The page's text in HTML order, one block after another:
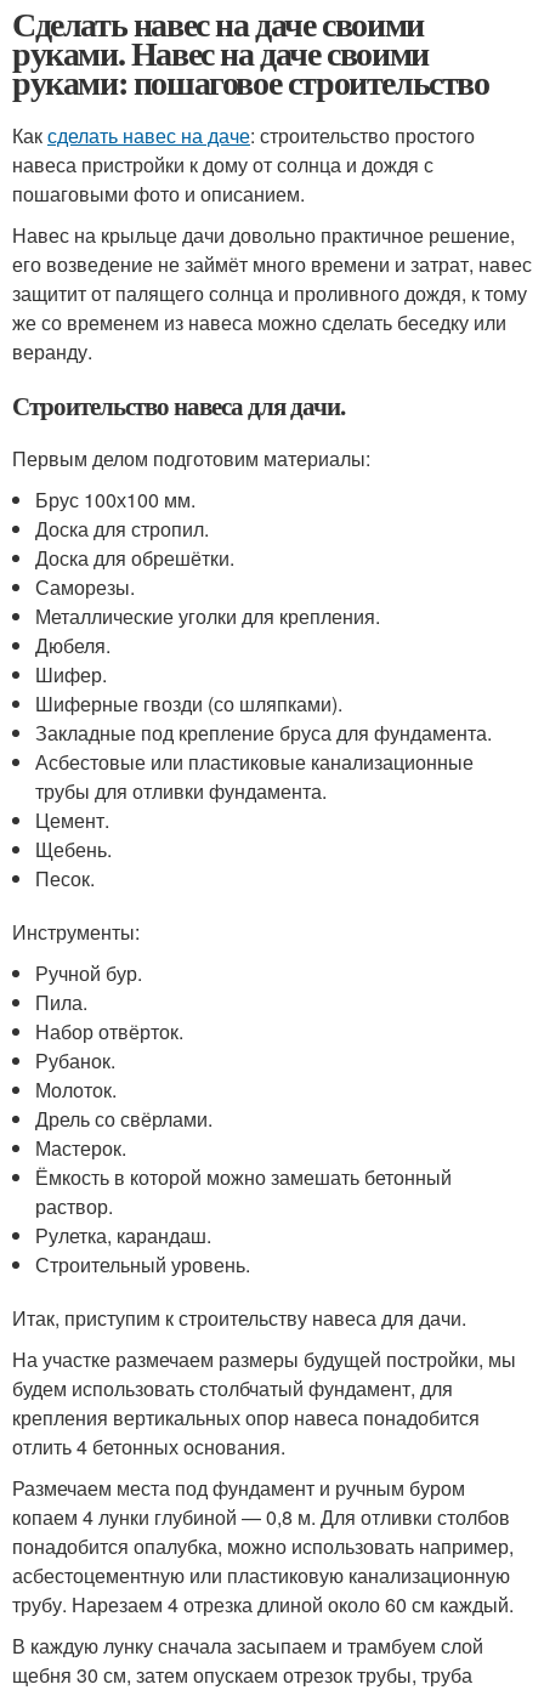
Сделать навес на даче своими
руками. Навес на даче своими
руками: пошаговое строительство
Каксделать навес на даче: строительство простого
навеса пристройки к дому от солнца и дождя с
пошаговыми фото и описанием.
Навес на крыльце дачи довольно практичное решение,
его возведение не займёт много времени и затрат, навес
защитит от палящего солнца и проливного дождя, к тому
же со временем из навеса можно сделать беседку или
веранду.
Строительство навеса для дачи.
Первым делом подготовим материалы:
Брус 100х100 мм.
Доска для стропил.
Доска для обрешётки.
Саморезы.
Металлические уголки для крепления.
Дюбеля.
Шифер.
Шиферные гвозди (со шляпками).
Закладные под крепление бруса для фундамента.
Асбестовые или пластиковые канализационные
трубы для отливки фундамента.
Цемент.
Щебень.
Песок.
Инструменты:
Ручной бур.
Пила.
Набор отвёрток.
Рубанок.
Молоток.
Дрель со свёрлами.
Мастерок.
Ёмкость в которой можно замешать бетонный
раствор.
Рулетка, карандаш.
Строительный уровень.
Итак, приступим к строительству навеса для дачи.
На участке размечаем размеры будущей постройки, мы
будем использовать столбчатый фундамент, для
крепления вертикальных опор навеса понадобится
отлить 4 бетонных основания.
Размечаем места под фундамент и ручным буром
копаем 4 лунки глубиной — 0,8 м. Для отливки столбов
понадобится опалубка, можно использовать например,
асбестоцементную или пластиковую канализационную
трубу. Нарезаем 4 отрезка длиной около 60 см каждый.
В каждую лунку сначала засыпаем и трамбуем слой
щебня 30 см, затем опускаем отрезок трубы, труба